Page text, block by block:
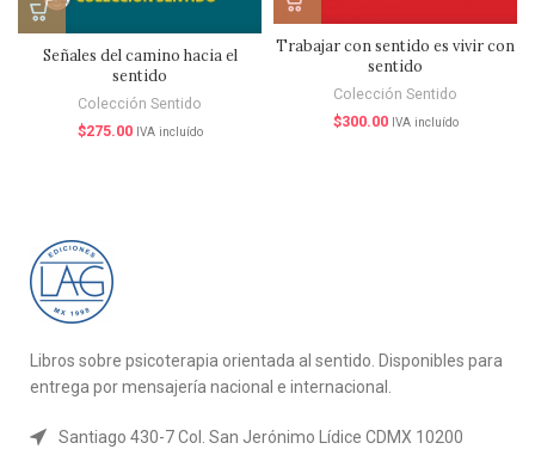
Señales del camino hacia el
sentido
Colección Sentido
$275.00 IVA incluído
Trabajar con sentido es vivir con
sentido
Colección Sentido
$300.00 IVA incluído
Libros sobre psicoterapia orientada al sentido. Disponibles para
entrega por mensajería nacional e internacional.
Santiago 430-7 Col. San Jerónimo Lídice CDMX 10200